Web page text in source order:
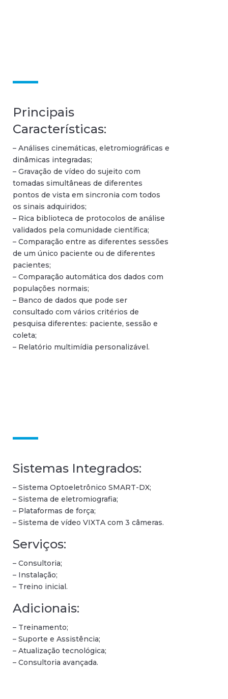
Principais
Características:
– Análises cinemáticas, eletromiográficas e
dinâmicas integradas;
– Gravação de vídeo do sujeito com
tomadas simultâneas de diferentes
pontos de vista em sincronia com todos
os sinais adquiridos;
– Rica biblioteca de protocolos de análise
validados pela comunidade científica;
– Comparação entre as diferentes sessões
de um único paciente ou de diferentes
pacientes;
– Comparação automática dos dados com
populações normais;
– Banco de dados que pode ser
consultado com vários critérios de
pesquisa diferentes: paciente, sessão e
coleta;
– Relatório multimídia personalizável.
Sistemas Integrados:
– Sistema Optoeletrônico SMART-DX;
– Sistema de eletromiografia;
– Plataformas de força;
– Sistema de vídeo VIXTA com 3 câmeras.
Serviços:
– Consultoria;
– Instalação;
– Treino inicial.
Adicionais:
– Treinamento;
– Suporte e Assistência;
– Atualização tecnológica;
– Consultoria avançada.